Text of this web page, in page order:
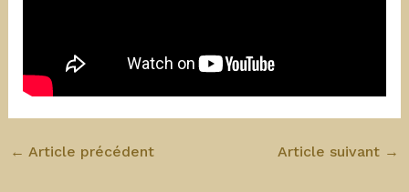
← Article précédent Article suivant →